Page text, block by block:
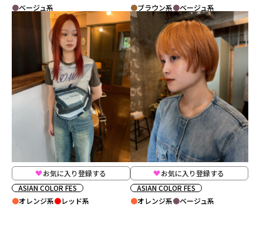
ベージュ系
ブラウン系
ベージュ系
お気に入り登録する
ASIAN COLOR FES
オレンジ系
レッド系
お気に入り登録する
ASIAN COLOR FES
オレンジ系
ベージュ系